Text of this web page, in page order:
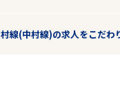
線(中村線)の求人をこだわ